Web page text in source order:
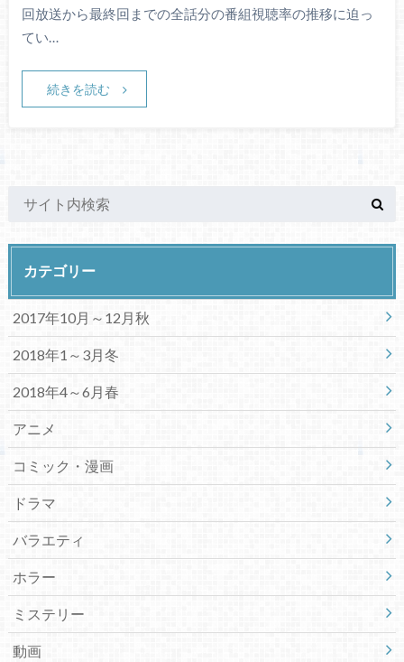
回放送から最終回までの全話分の番組視聴率の推移に迫っ
てい…
続きを読む
カテゴリー
2017年10月～12月秋
2018年1～3月冬
2018年4～6月春
アニメ
コミック・漫画
ドラマ
バラエティ
ホラー
ミステリー
動画